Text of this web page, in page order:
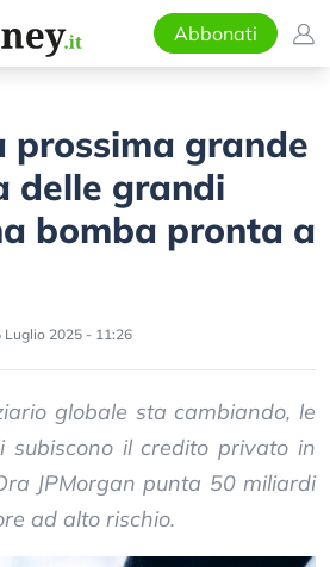
Abbonati
prossima grande
delle grandi
bomba pronta a
Luglio 2025 - 11:26
globale sta cambiando, le
subiscono il credito privato in
JPMorgan punta 50 miliardi
ad alto rischio.